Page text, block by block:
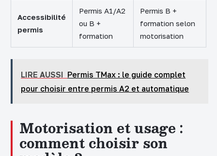
Accessibilité
permis
Permis A1/A2
ou B +
formation
Permis B +
formation selon
motorisation
LIRE AUSSI Permis TMax : le guide complet
pour choisir entre permis A2 et automatique
Motorisation et usage :
comment choisir son